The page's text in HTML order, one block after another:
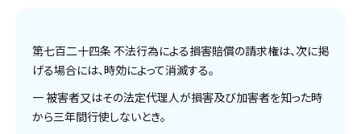
第七百二十四条 不法行為による損害賠償の請求権は、次に掲
げる場合には、時効によって消滅する。
一 被害者又はその法定代理人が損害及び加害者を知った時
から三年間行使しないとき。